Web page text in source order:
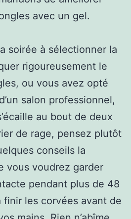
avec un gel.
soirée à sélectionner la
rigoureusement le
ou vous avez opté
salon professionnel,
au bout de deux
de rage, pensez plutôt
conseils la
vous voudrez garder
pendant plus de 48
finir les corvées avant de